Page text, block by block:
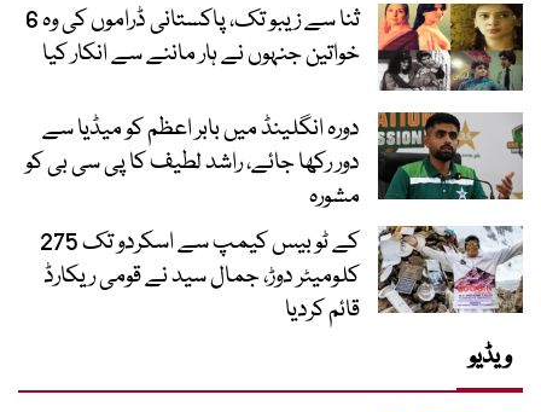
ثنا سے زیبو تک، پاکستانی ڈراموں کی وہ 6
خواتین جنہوں نے ہار ماننے سے انکار کیا
دورہ انگلینڈ میں بابر اعظم کو میڈیا سے
دور رکھا جائے، راشد لطیف کا پی سی بی کو
مشورہ
کے ٹو بیس کیمپ سے اسکردو تک 275
کلومیٹر دوڑ، جمال سید نے قومی ریکارڈ
قائم کردیا
ویڈیو